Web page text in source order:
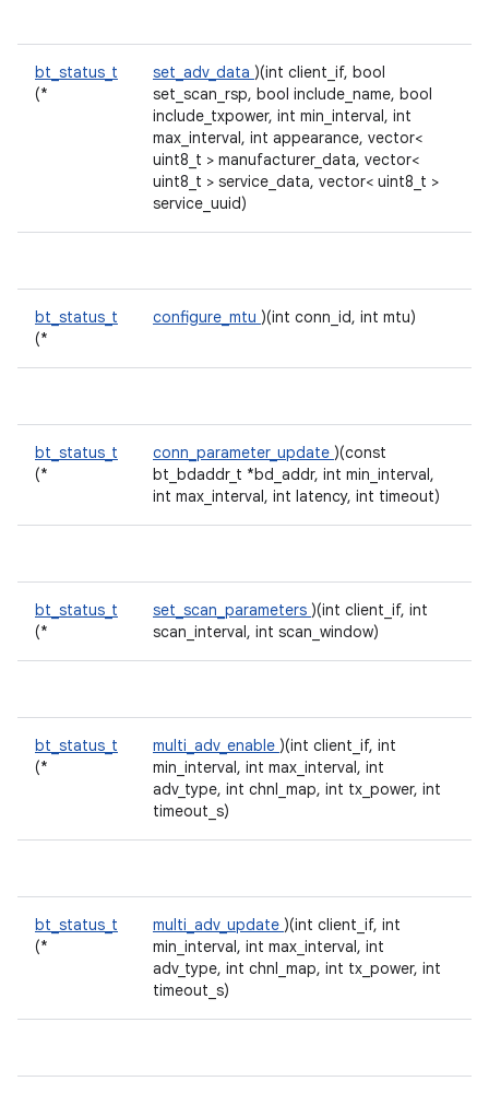
bt_status_t
(*
set_adv_data )(int client_if, bool
set_scan_rsp, bool include_name, bool
include_txpower, int min_interval, int
max_interval, int appearance, vector<
uint8_t > manufacturer_data, vector<
uint8_t > service_data, vector< uint8_t >
service_uuid)
bt_status_t
(*
configure_mtu )(int conn_id, int mtu)
bt_status_t
(*
conn_parameter_update )(const
bt_bdaddr_t *bd_addr, int min_interval,
int max_interval, int latency, int timeout)
bt_status_t
(*
set_scan_parameters )(int client_if, int
scan_interval, int scan_window)
bt_status_t
(*
multi_adv_enable )(int client_if, int
min_interval, int max_interval, int
adv_type, int chnl_map, int tx_power, int
timeout_s)
bt_status_t
(*
multi_adv_update )(int client_if, int
min_interval, int max_interval, int
adv_type, int chnl_map, int tx_power, int
timeout_s)